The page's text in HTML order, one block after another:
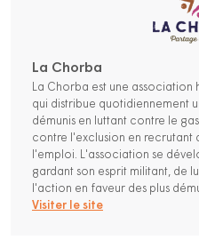
La Chorba
La Chorba est une
qui distribue quotidiennement
démunis en luttant contre le
contre l'exclusion en recrutant
l'emploi. L'association se
gardant son esprit militant, de
l'action en faveur des plus
Visiter le site